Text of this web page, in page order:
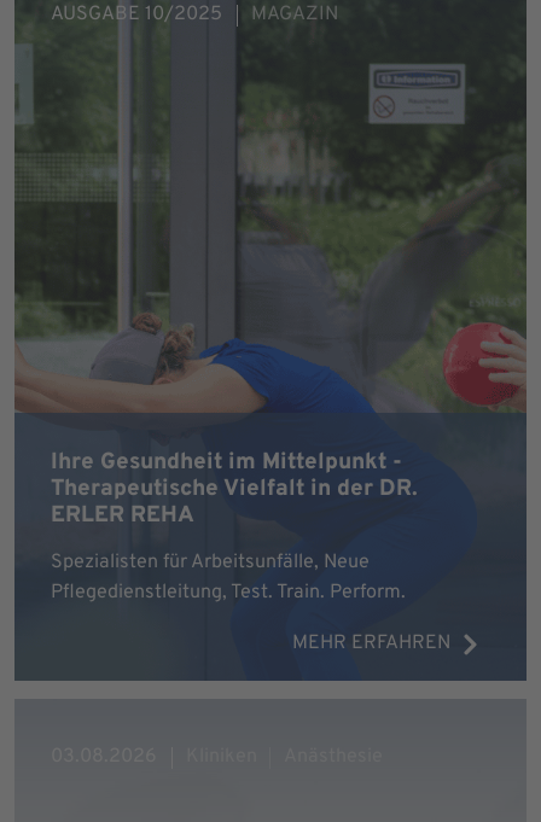
Ihre Gesundheit im Mittelpunkt -
Therapeutische Vielfalt in der DR.
ERLER REHA
Spezialisten für Arbeitsunfälle, Neue
Pflegedienstleitung, Test. Train. Perform.
MEHR ERFAHREN
AUSGABE 10/2025 MAGAZIN